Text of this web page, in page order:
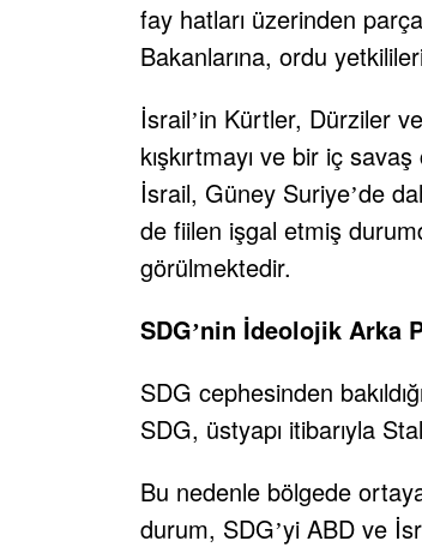
fay hatları üzerinden
Bakanlarına, ordu
İsrail’in Kürtler, Dürziler
kışkırtmayı ve bir iç savaş
İsrail, Güney Suriye’de
de fiilen işgal etmiş
görülmektedir.
SDG’nin İdeolojik Arka
SDG cephesinden
SDG, üstyapı itibarıyla
Bu nedenle bölgede
durum, SDG’yi ABD ve